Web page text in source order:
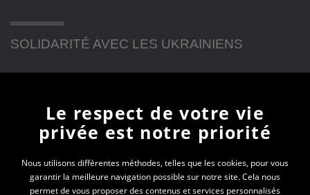
SOLIDARITÉ AVEC LES UKRAINIENS
Newsletter
En vous inscrivant à la newsletter, vous recevrez
toutes les actualités des PEP 74
Votre e-mail*
Le respect de votre vie
privée est notre priorité
Nous utilisons différentes méthodes, telles que les cookies, pour vous
garantir la meilleure navigation possible sur notre site. Cela nous
permet de vous proposer des contenus et services personnalisés